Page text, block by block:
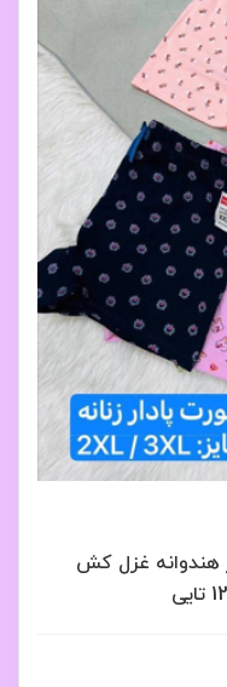
هندوانه غزل کش